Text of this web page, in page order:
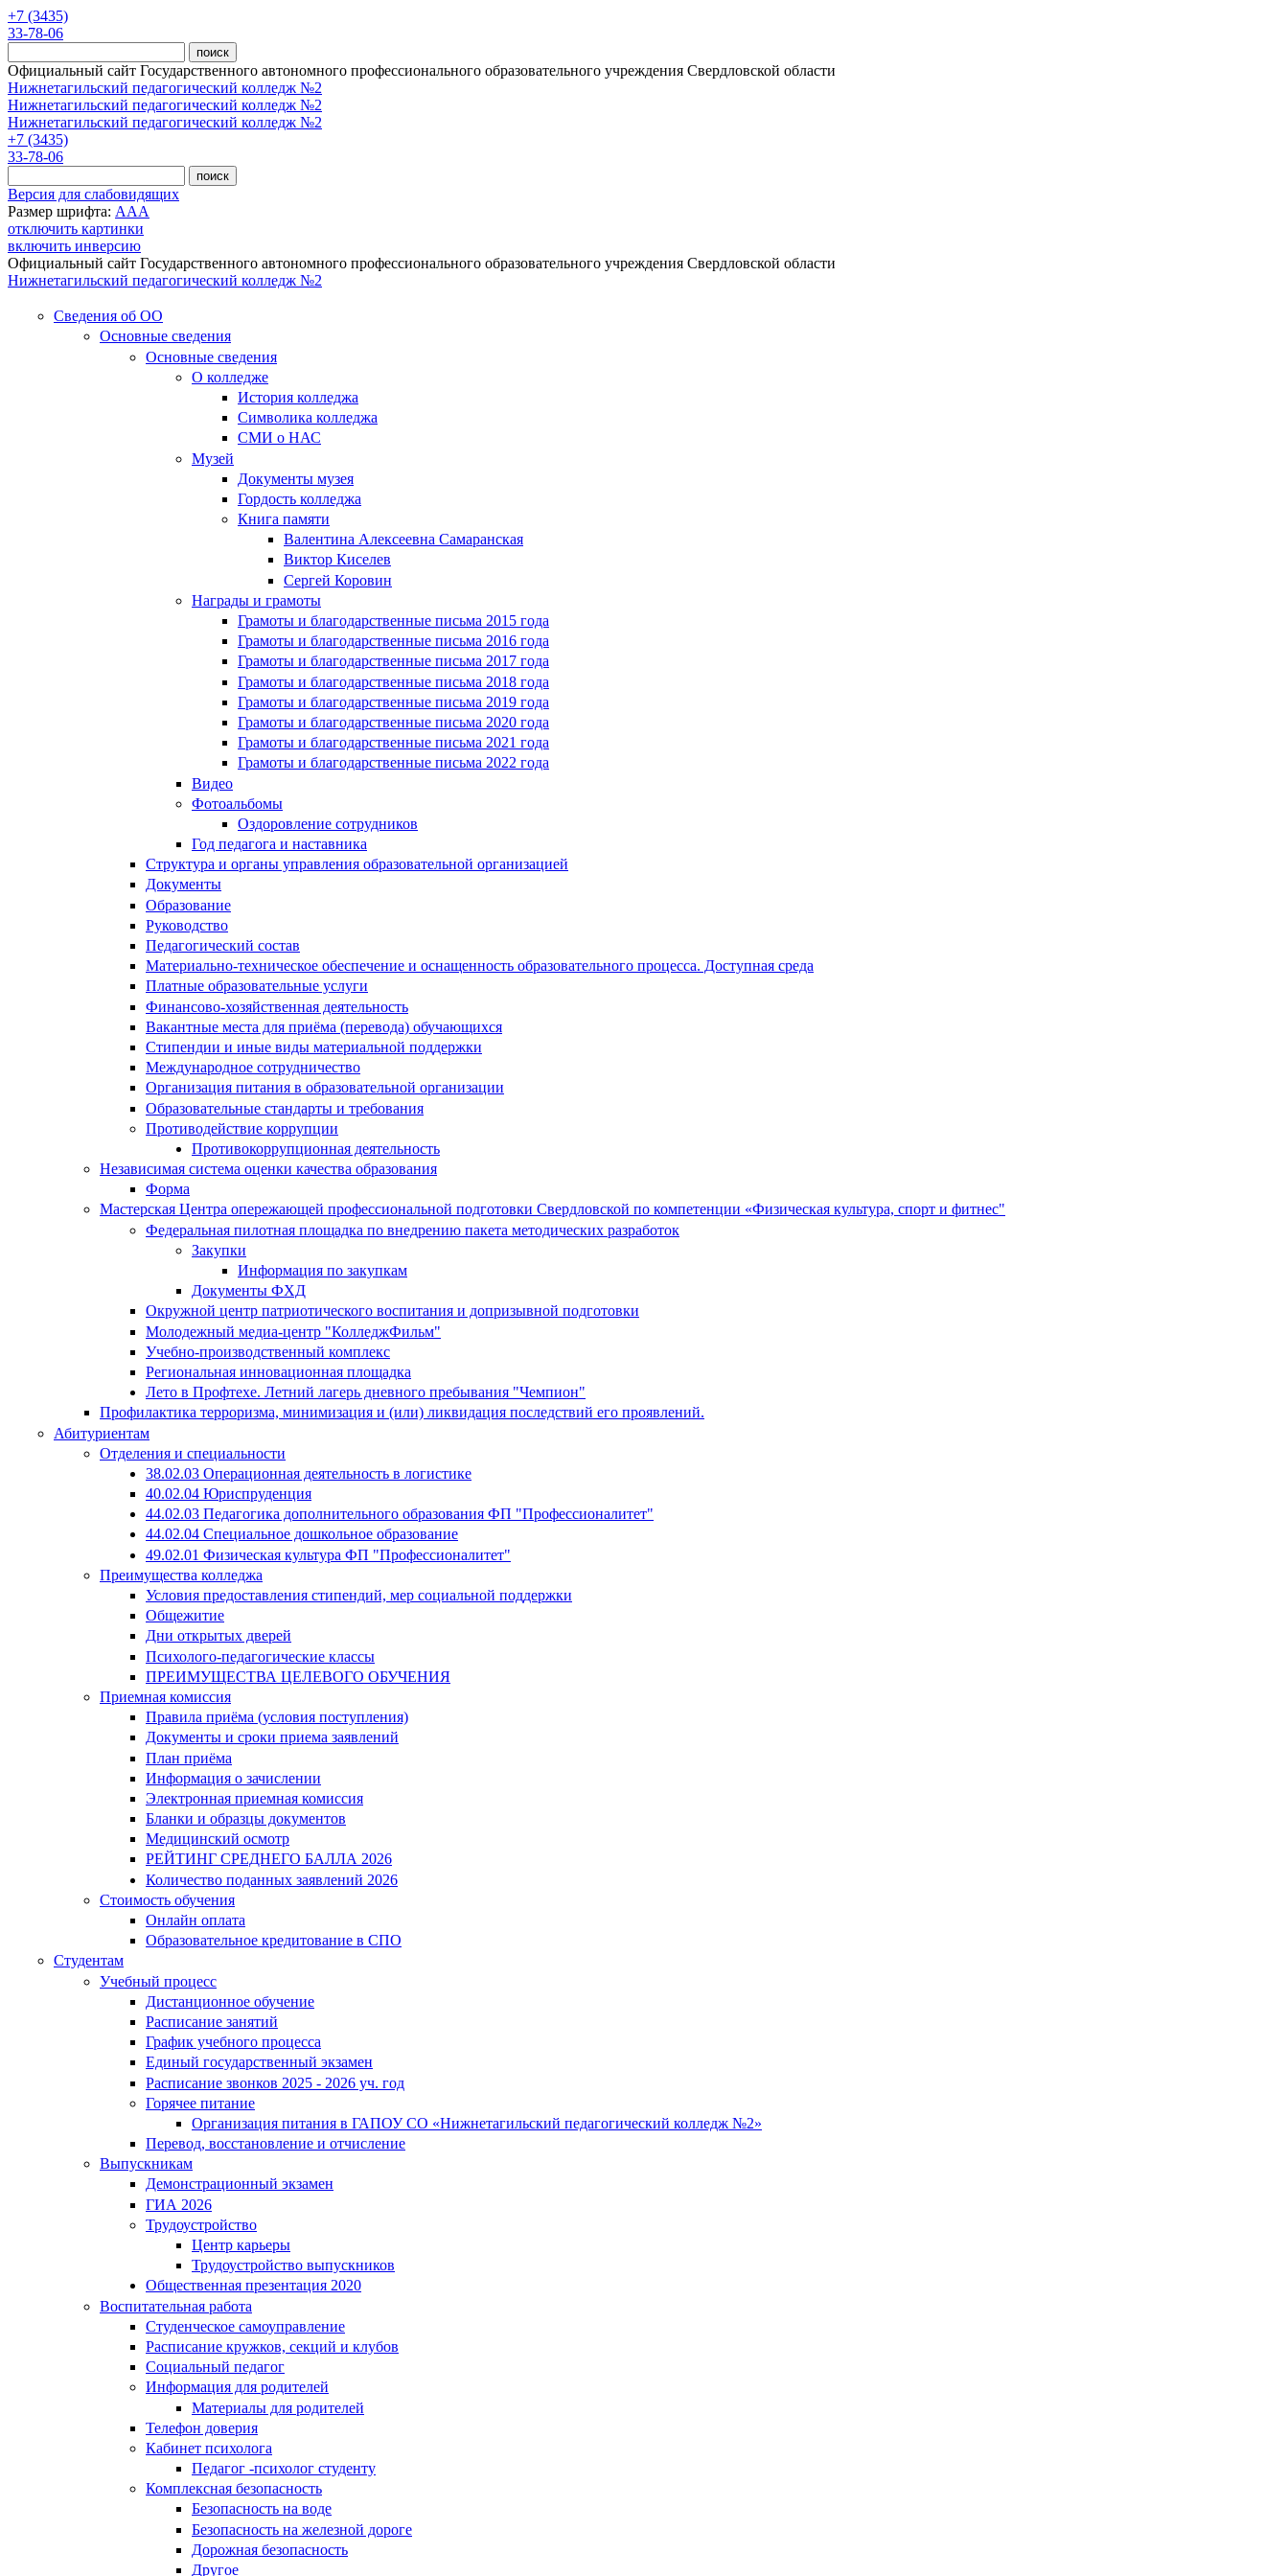
Перейти к основному содержанию
+7 (3435)
33-78-06
Официальный сайт Государственного автономного профессионального образовательного учреждения Свердловской области
Нижнетагильский педагогический колледж №2
Нижнетагильский педагогический колледж №2
Нижнетагильский педагогический колледж №2
+7 (3435)
33-78-06
Версия для слабовидящих
Размер шрифта: AAA
отключить картинки
включить инверсию
Официальный сайт Государственного автономного профессионального образовательного учреждения Свердловской области
Нижнетагильский педагогический колледж №2
Сведения об ОО
Основные сведения
Основные сведения
О колледже
История колледжа
Символика колледжа
СМИ о НАС
Музей
Документы музея
Гордость колледжа
Книга памяти
Валентина Алексеевна Самаранская
Виктор Киселев
Сергей Коровин
Награды и грамоты
Грамоты и благодарственные письма 2015 года
Грамоты и благодарственные письма 2016 года
Грамоты и благодарственные письма 2017 года
Грамоты и благодарственные письма 2018 года
Грамоты и благодарственные письма 2019 года
Грамоты и благодарственные письма 2020 года
Грамоты и благодарственные письма 2021 года
Грамоты и благодарственные письма 2022 года
Видео
Фотоальбомы
Оздоровление сотрудников
Год педагога и наставника
Структура и органы управления образовательной организацией
Документы
Образование
Руководство
Педагогический состав
Материально-техническое обеспечение и оснащенность образовательного процесса. Доступная среда
Платные образовательные услуги
Финансово-хозяйственная деятельность
Вакантные места для приёма (перевода) обучающихся
Стипендии и иные виды материальной поддержки
Международное сотрудничество
Организация питания в образовательной организации
Образовательные стандарты и требования
Противодействие коррупции
Противокоррупционная деятельность
Независимая система оценки качества образования
Форма
Мастерская Центра опережающей профессиональной подготовки Свердловской по компетенции «Физическая культура, спорт и фитнес"
Федеральная пилотная площадка по внедрению пакета методических разработок
Закупки
Информация по закупкам
Документы ФХД
Окружной центр патриотического воспитания и допризывной подготовки
Молодежный медиа-центр "КолледжФильм"
Учебно-производственный комплекс
Региональная инновационная площадка
Лето в Профтехе. Летний лагерь дневного пребывания "Чемпион"
Профилактика терроризма, минимизация и (или) ликвидация последствий его проявлений.
Абитуриентам
Отделения и специальности
38.02.03 Операционная деятельность в логистике
40.02.04 Юриспруденция
44.02.03 Педагогика дополнительного образования ФП "Профессионалитет"
44.02.04 Специальное дошкольное образование
49.02.01 Физическая культура ФП "Профессионалитет"
Преимущества колледжа
Условия предоставления стипендий, мер социальной поддержки
Общежитие
Дни открытых дверей
Психолого-педагогические классы
ПРЕИМУЩЕСТВА ЦЕЛЕВОГО ОБУЧЕНИЯ
Приемная комиссия
Правила приёма (условия поступления)
Документы и сроки приема заявлений
План приёма
Информация о зачислении
Электронная приемная комиссия
Бланки и образцы документов
Медицинский осмотр
РЕЙТИНГ СРЕДНЕГО БАЛЛА 2026
Количество поданных заявлений 2026
Стоимость обучения
Онлайн оплата
Образовательное кредитование в СПО
Студентам
Учебный процесс
Дистанционное обучение
Расписание занятий
График учебного процесса
Единый государственный экзамен
Расписание звонков 2025 - 2026 уч. год
Горячее питание
Организация питания в ГАПОУ СО «Нижнетагильский педагогический колледж №2»
Перевод, восстановление и отчисление
Выпускникам
Демонстрационный экзамен
ГИА 2026
Трудоустройство
Центр карьеры
Трудоустройство выпускников
Общественная презентация 2020
Воспитательная работа
Студенческое самоуправление
Расписание кружков, секций и клубов
Социальный педагог
Информация для родителей
Материалы для родителей
Телефон доверия
Кабинет психолога
Педагог -психолог студенту
Комплексная безопасность
Безопасность на воде
Безопасность на железной дороге
Дорожная безопасность
Другое